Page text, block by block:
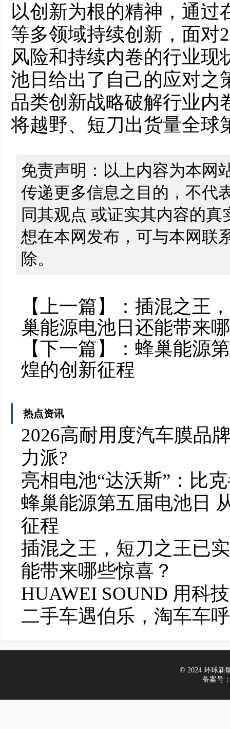
以创新为根的精神，通过
等多领域持续创新，面对
风险和持续内卷的行业现
池日给出了自己的应对之
品类创新战略破解行业内
将越野、短刀出货量全球
免责声明：以上内容为本网
传递更多信息之目的，不代
同其观点 或证实其内容的
想在本网发布，可与本网联
除。
【上一篇】： 插混之王
巢能源电池日还能带来
【下一篇】： 蜂巢能源
煌的创新征程
热点资讯
2026高耐用度汽车膜品
力派?
亮相电池“达沃斯”：比
蜂巢能源第五届电池日
征程
插混之王，短刀之王已
能带来哪些惊喜？
HUAWEI SOUND 用科
二手车遇伯乐，淘车车
© 2024 环球新
备案号